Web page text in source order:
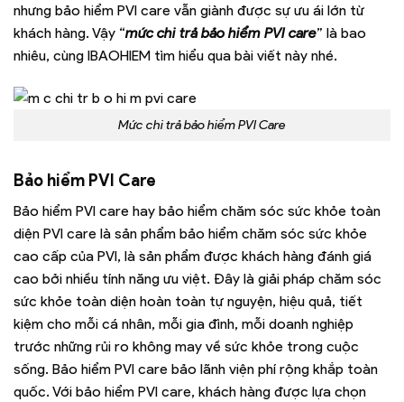
nhưng bảo hiểm PVI care vẫn giành được sự ưu ái lớn từ
khách hàng. Vậy “mức chi trả bảo hiểm PVI care” là bao
nhiêu, cùng IBAOHIEM tìm hiểu qua bài viết này nhé.
Mức chi trả bảo hiểm PVI Care
Bảo hiểm PVI Care
Bảo hiểm PVI care hay bảo hiểm chăm sóc sức khỏe toàn
diện PVI care là sản phẩm bảo hiểm chăm sóc sức khỏe
cao cấp của PVI, là sản phẩm được khách hàng đánh giá
cao bởi nhiều tính năng ưu việt. Đây là giải pháp chăm sóc
sức khỏe toàn diện hoàn toàn tự nguyện, hiệu quả, tiết
kiệm cho mỗi cá nhân, mỗi gia đình, mỗi doanh nghiệp
trước những rủi ro không may về sức khỏe trong cuộc
sống. Bảo hiểm PVI care bảo lãnh viện phí rộng khắp toàn
quốc. Với bảo hiểm PVI care, khách hàng được lựa chọn